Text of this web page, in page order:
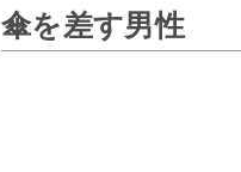
傘を差す男性